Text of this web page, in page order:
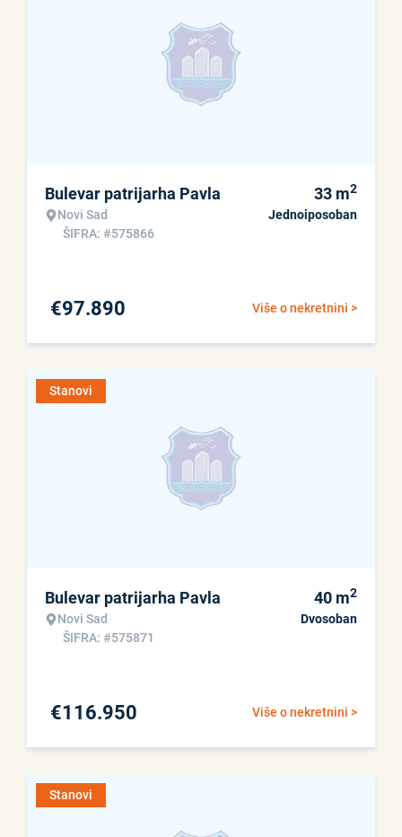
Bulevar patrijarha Pavla
Novi Sad
ŠIFRA: #575866
33 m2
Jednoiposoban
Više o nekretnini >
€97.890
Stanovi
Bulevar patrijarha Pavla
Novi Sad
ŠIFRA: #575871
40 m2
Dvosoban
Više o nekretnini >
€116.950
Stanovi